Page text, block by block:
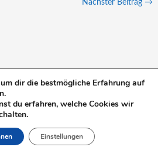
Nächster Beitrag →
dir die bestmögliche Erfahrung auf
du erfahren, welche Cookies wir
Einstellungen